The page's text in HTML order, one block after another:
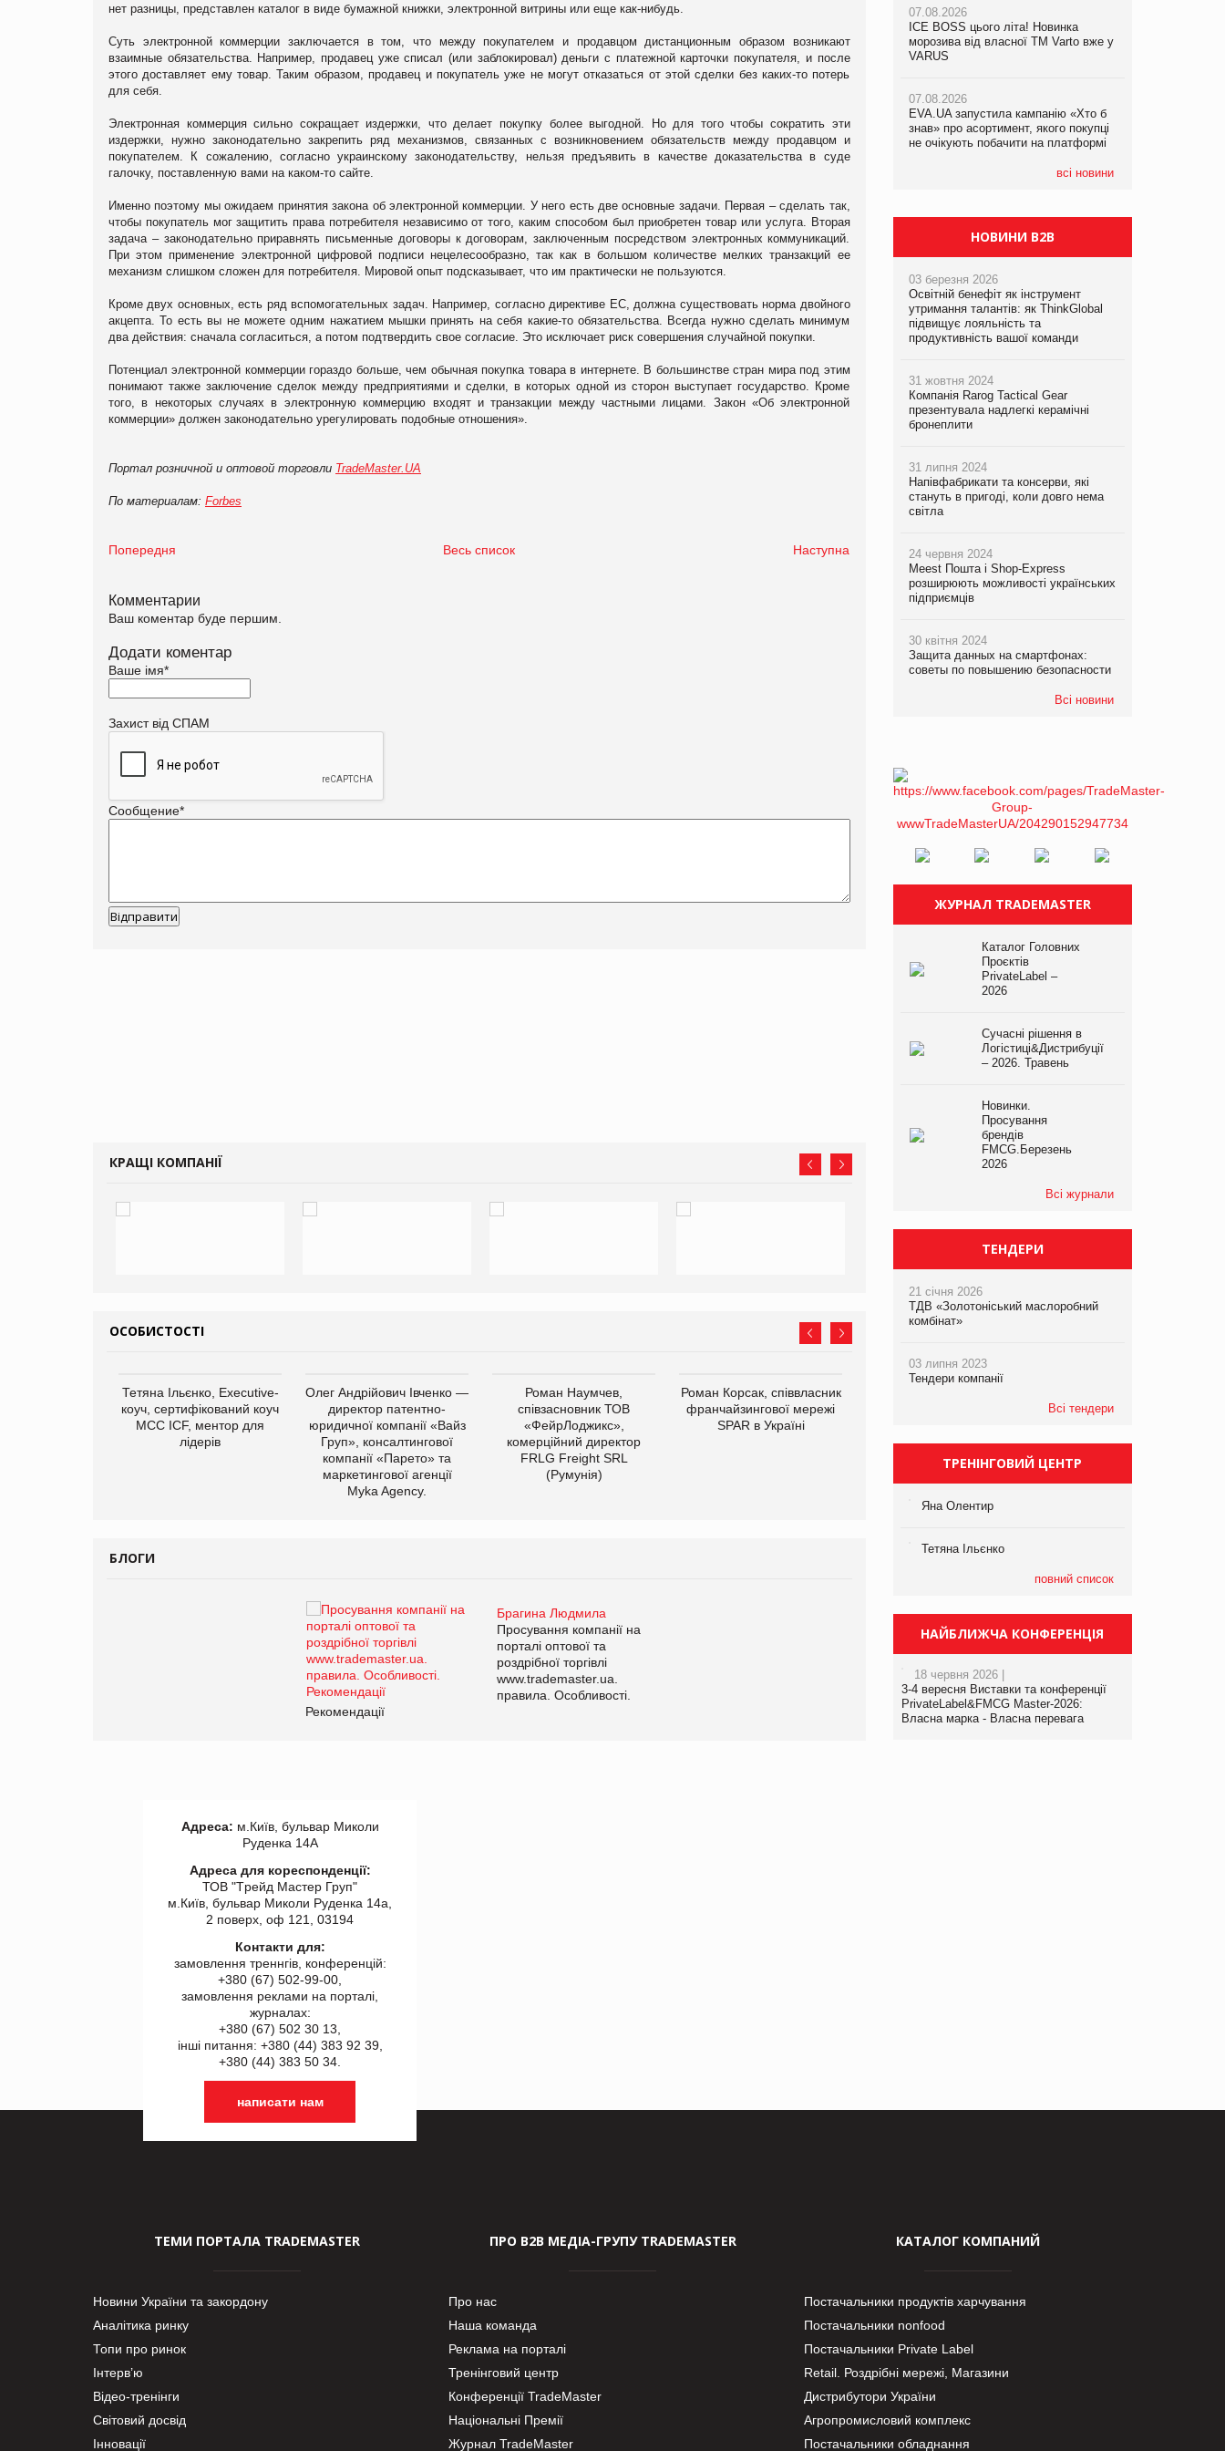
нет разницы, представлен каталог в виде бумажной книжки, электронной витрины или еще как-нибудь.
Суть электронной коммерции заключается в том, что между покупателем и продавцом дистанционным образом возникают
взаимные обязательства. Например, продавец уже списал (или заблокировал) деньги с платежной карточки покупателя, и после
этого доставляет ему товар. Таким образом, продавец и покупатель уже не могут отказаться от этой сделки без каких-то потерь
для себя.
Электронная коммерция сильно сокращает издержки, что делает покупку более выгодной. Но для того чтобы сократить эти
издержки, нужно законодательно закрепить ряд механизмов, связанных с возникновением обязательств между продавцом и
покупателем. К сожалению, согласно украинскому законодательству, нельзя предъявить в качестве доказательства в суде
галочку, поставленную вами на каком-то сайте.
Именно поэтому мы ожидаем принятия закона об электронной коммерции. У него есть две основные задачи. Первая – сделать так,
чтобы покупатель мог защитить права потребителя независимо от того, каким способом был приобретен товар или услуга. Вторая
задача – законодательно приравнять письменные договоры к договорам, заключенным посредством электронных коммуникаций.
При этом применение электронной цифровой подписи нецелесообразно, так как в большом количестве мелких транзакций ее
механизм слишком сложен для потребителя. Мировой опыт подсказывает, что им практически не пользуются.
Кроме двух основных, есть ряд вспомогательных задач. Например, согласно директиве ЕС, должна существовать норма двойного
акцепта. То есть вы не можете одним нажатием мышки принять на себя какие-то обязательства. Всегда нужно сделать минимум
два действия: сначала согласиться, а потом подтвердить свое согласие. Это исключает риск совершения случайной покупки.
Потенциал электронной коммерции гораздо больше, чем обычная покупка товара в интернете. В большинстве стран мира под этим
понимают также заключение сделок между предприятиями и сделки, в которых одной из сторон выступает государство. Кроме
того, в некоторых случаях в электронную коммерцию входят и транзакции между частными лицами. Закон «Об электронной
коммерции» должен законодательно урегулировать подобные отношения».
Портал розничной и оптовой торговли TradeMaster.UA
По материалам: Forbes
Попередня Весь список Наступна
Комментарии
Ваш коментар буде першим.
Додати коментар
Ваше імя*
Захист від СПАМ
Сообщение*
КРАЩІ КОМПАНІЇ
ОСОБИСТОСТІ
Тетяна Ільєнко, Executive-
коуч, сертифікований коуч
МСС ICF, ментор для
лідерів
Олег Андрійович Івченко —
директор патентно-
юридичної компанії «Вайз
Груп», консалтингової
компанії «Парето» та
маркетингової агенції
Myka Agency.
Роман Наумчев,
співзасновник ТОВ
«ФейрЛоджикс»,
комерційний директор
FRLG Freight SRL
(Румунія)
Роман Корсак, співвласник
франчайзингової мережі
SPAR в Україні
виробництва
компанії «УкраМарин»
БЛОГИ
Брагина Людмила
Просування компанії на
порталі оптової та
роздрібної торгівлі
www.trademaster.ua.
правила. Особливості.
Рекомендації
Брагина Людмила
Просування компанії на
www.trademaster.ua.
правила. Особливості.
07.08.2026
ICE BOSS цього літа! Новинка
морозива від власної ТМ Varto вже у
VARUS
07.08.2026
EVA.UA запустила кампанію «Хто б
знав» про асортимент, якого покупці
не очікують побачити на платформі
всі новини
06.08.2026
Смачна новинка для хвостатих: у
VARUS з’явилися паучі Varto Paw
05.08.2026
Мережа супермаркетів VARUS купує
мережу магазинів формату
компанія налічуватиме 374 магазини
07.08.2026
Франція заборонила рекламні дзвінки
НОВИНИ B2B
03 березня 2026
Освітній бенефіт як інструмент
утримання талантів: як ThinkGlobal
підвищує лояльність та
продуктивність вашої команди
31 жовтня 2024
Компанія Rarog Tactical Gear
презентувала надлегкі керамічні
бронеплити
31 липня 2024
Напівфабрикати та консерви, які
стануть в пригоді, коли довго нема
світла
24 червня 2024
Meest Пошта і Shop-Express
розширюють можливості українських
підприємців
30 квітня 2024
Защита данных на смартфонах:
советы по повышению безопасности
Всі новини
ЖУРНАЛ TRADEMASTER
Каталог Головних
Проєктів
PrivateLabel –
2026
Сучасні рішення в
Логістиці&Дистрибуції
– 2026. Травень
Новинки.
Просування
брендів
FMCG.Березень
2026
Всі журнали
ТЕНДЕРИ
21 січня 2026
ТДВ «Золотоніський маслоробний
комбінат»
03 липня 2023
Тендери компанії
Всі тендери
ТРЕНІНГОВИЙ ЦЕНТР
Яна Олентир
Тетяна Ільєнко
повний список
НАЙБЛИЖЧА КОНФЕРЕНЦІЯ
18 червня 2026 |
3-4 вересня Виставки та конференції
PrivateLabel&FMCG Master-2026:
Власна марка - Власна перевага
Адреса: м.Київ, бульвар Миколи
Руденка 14А
Адреса для кореспонденції:
ТОВ "Tрейд Мастер Груп"
м.Київ, бульвар Миколи Руденка 14а,
2 поверх, оф 121, 03194
Контакти для:
замовлення треннгів, конференцій:
+380 (67) 502-99-00,
замовлення реклами на порталі,
журналах:
+380 (67) 502 30 13,
інші питання: +380 (44) 383 92 39,
+380 (44) 383 50 34.
написати нам
ТЕМИ ПОРТАЛА TRADEMASTER
Новини України та закордону
Аналітика ринку
Топи про ринок
Інтерв’ю
Відео-тренінги
Світовий досвід
Інновації
ПРО В2В МЕДІА-ГРУПУ TRADEMASTER
Про нас
Наша команда
Реклама на порталі
Тренінговий центр
Конференції TradeMaster
Національні Премії
Журнал TradeMaster
КАТАЛОГ КОМПАНИЙ
Постачальники продуктів харчування
Постачальники nonfood
Постачальники Private Label
Retail. Роздрібні мережі, Магазини
Дистрибутори України
Агропромисловий комплекс
Постачальники обладнання